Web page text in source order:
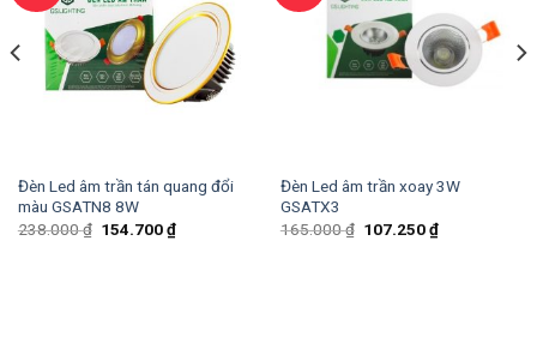
Đèn Led âm trần tán quang đổi
màu GSATN8 8W
238.000₫ 154.700₫
Đèn Led âm trần xoay 3W
GSATX3
165.000₫ 107.250₫